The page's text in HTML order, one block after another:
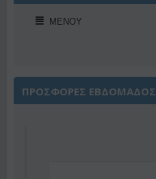
ΜΕΝΟΎ
ΠΡΟΣΦΟΡΕΣ ΕΒΔΟΜΑΔΟΣ